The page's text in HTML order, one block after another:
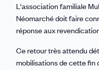
L'association familiale
Néomarché doit faire
réponse aux
Ce retour très attendu
mobilisations de cette fin